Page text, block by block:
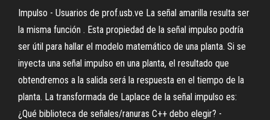
Impulso - Usuarios de prof.usb.ve La señal amarilla resulta ser
la misma función . Esta propiedad de la señal impulso podría
ser útil para hallar el modelo matemático de una planta. Si se
inyecta una señal impulso en una planta, el resultado que
obtendremos a la salida será la respuesta en el tiempo de la
planta. La transformada de Laplace de la señal impulso es:
¿Qué biblioteca de señales/ranuras C++ debo elegir? -